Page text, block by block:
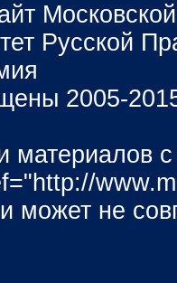
Русской
2005-
материалов
может не